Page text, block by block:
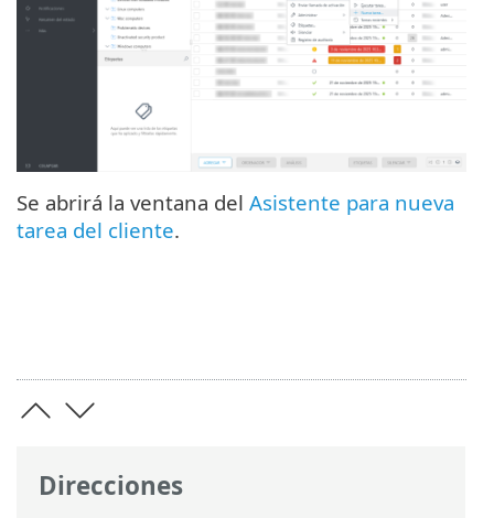
Direcciones
Se abrirá la ventana del Asistente para nueva
tarea del cliente.